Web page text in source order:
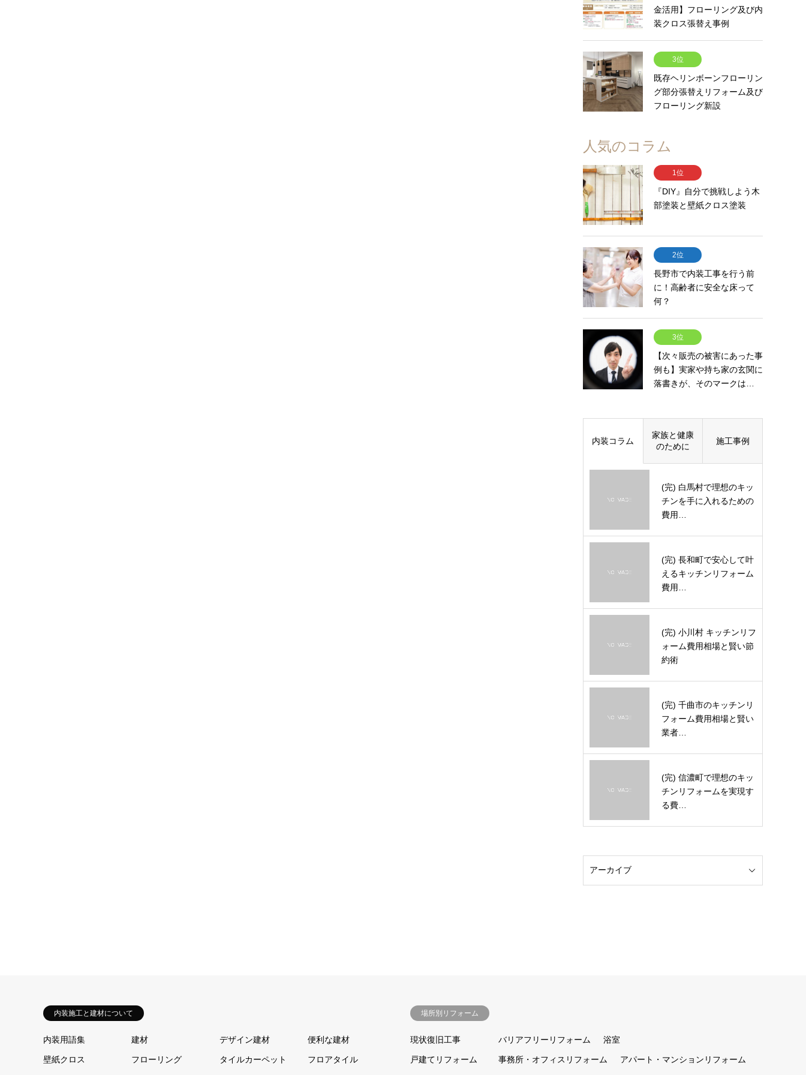
金活用】フローリング及び内
装クロス張替え事例
3位
既存ヘリンボーンフローリン
グ部分張替えリフォーム及び
フローリング新設
人気のコラム
1位
『DIY』自分で挑戦しよう木
部塗装と壁紙クロス塗装
2位
長野市で内装工事を行う前
に！高齢者に安全な床って
何？
3位
【次々販売の被害にあった事
例も】実家や持ち家の玄関に
落書きが、そのマークは…
内装コラム
家族と健康
のために
施工事例
(完) 白馬村で理想のキッ
チンを手に入れるための
費用…
(完) 長和町で安心して叶
えるキッチンリフォーム
費用…
(完) 小川村 キッチンリフ
ォーム費用相場と賢い節
約術
(完) 千曲市のキッチンリ
フォーム費用相場と賢い
業者…
(完) 信濃町で理想のキッ
チンリフォームを実現す
る費…
内装施工と建材について
内装用語集 建材 デザイン建材 便利な建材
壁紙クロス フローリング タイルカーペット フロアタイル
場所別リフォーム
現状復旧工事 バリアフリーリフォーム 浴室
戸建てリフォーム 事務所・オフィスリフォーム アパート・マンションリフォーム